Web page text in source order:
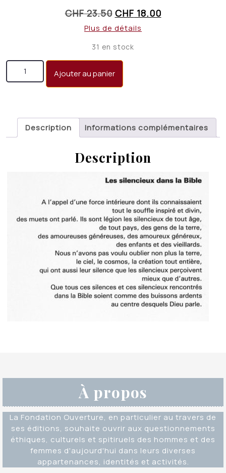
CHF23.50 Le
prix
était :
CHF 18.00Le
Plus de détails
31 en stock
quantité de Les silencieux dans la Bible
Ajouter au panier
Description Informations complémentaires
Description
À propos
La Fondation Ouverture, en particulier au travers de
ses éditions, souhaite ouvrir aux questionnements
éthiques, culturels et spitiruels des hommes et des
femmes d'aujourd'hui dans leurs diverses
appartenances, identités et activités.